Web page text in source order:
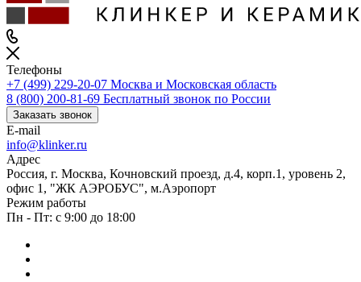
Телефоны
+7 (499) 229-20-07 Москва и Московская область
8 (800) 200-81-69 Бесплатный звонок по России
Заказать звонок
E-mail
info@klinker.ru
Адрес
Россия, г. Москва, Кочновский проезд, д.4, корп.1, уровень 2,
офис 1, "ЖК АЭРОБУС", м.Аэропорт
Режим работы
Пн - Пт: с 9:00 до 18:00